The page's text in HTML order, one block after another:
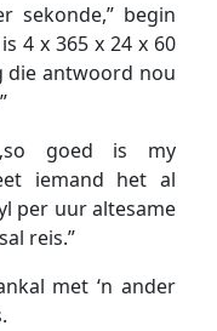
sekonde,” begin
4 x 365 x 24 x 60
die antwoord nou
goed is my
iemand het al
per uur altesame
reis.”
met ‘n ander